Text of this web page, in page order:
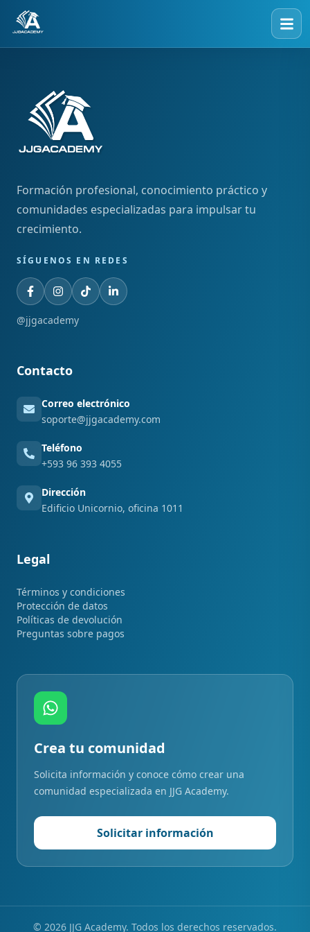
Formación profesional, conocimiento práctico y
comunidades especializadas para impulsar tu
crecimiento.
SÍGUENOS EN REDES
@jjgacademy
Contacto
Correo electrónico
soporte@jjgacademy.com
Teléfono
+593 96 393 4055
Dirección
Edificio Unicornio, oficina 1011
Legal
Términos y condiciones
Protección de datos
Políticas de devolución
Preguntas sobre pagos
Crea tu comunidad
Solicita información y conoce cómo crear una
comunidad especializada en JJG Academy.
Solicitar información
© 2026 JJG Academy. Todos los derechos reservados.